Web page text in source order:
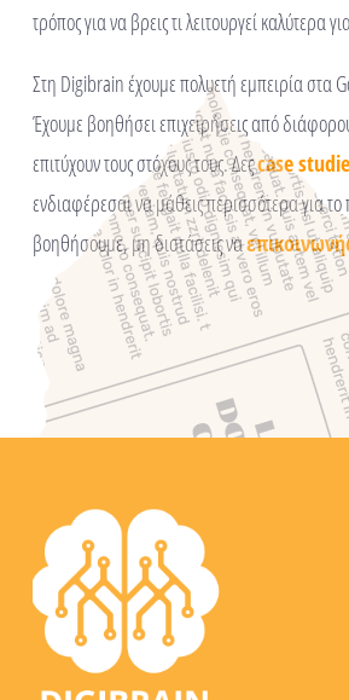
τρόπος για να βρεις τι λειτουργεί καλύτερα
Στη Digibrain έχουμε πολυετή εμπειρία στα
Έχουμε βοηθήσει επιχειρήσεις από
επιτύχουν τους στόχους τους. Δεςcase
ενδιαφέρεσαι να μάθεις περισσότερα για
βοηθήσουμε, μη διστάσεις να